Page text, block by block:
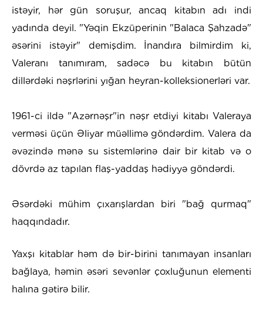
istəyir, hər gün soruşur, ancaq kitabın adı indi
yadında deyil. "Yəqin Ekzüperinin "Balaca Şahzadə"
əsərini istəyir" demişdim. İnandıra bilmirdim ki,
Valeranı tanımıram, sadəcə bu kitabın bütün
dillərdəki nəşrlərini yığan heyran-kolleksionerləri var.
1961-ci ildə "Azərnəşr"in nəşr etdiyi kitabı Valeraya
verməsi üçün Əliyar müəllimə göndərdim. Valera da
əvəzində mənə su sistemlərinə dair bir kitab və o
dövrdə az tapılan flaş-yaddaş hədiyyə göndərdi.
Əsərdəki mühim çıxarışlardan biri "bağ qurmaq"
haqqındadır.
Yaxşı kitablar həm də bir-birini tanımayan insanları
bağlaya, həmin əsəri sevənlər çoxluğunun elementi
halına gətirə bilir.